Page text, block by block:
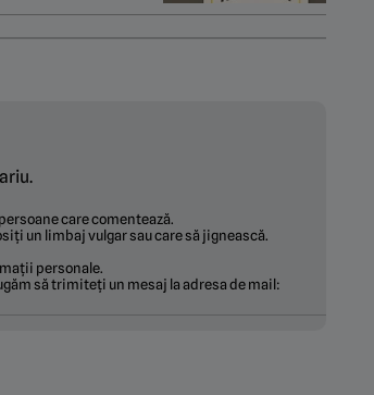
care comentează.
un limbaj vulgar sau care să jignească.
personale.
să trimiteți un mesaj la adresa de mail: